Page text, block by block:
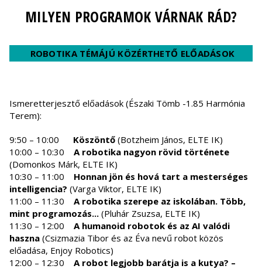
MILYEN PROGRAMOK VÁRNAK RÁD?
ROBOTIKA TÉMÁJÚ KÖZÉRTHETŐ ELŐADÁSOK
Ismeretterjesztő előadások (Északi Tömb -1.85 Harmónia
Terem):
9:50 – 10:00 Köszöntő (Botzheim János, ELTE IK)
10:00 – 10:30 A robotika nagyon rövid története
(Domonkos Márk, ELTE IK)
10:30 – 11:00 Honnan jön és hová tart a mesterséges
intelligencia? (Varga Viktor, ELTE IK)
11:00 – 11:30 A robotika szerepe az iskolában. Több,
mint programozás... (Pluhár Zsuzsa, ELTE IK)
11:30 – 12:00 A humanoid robotok és az AI valódi
haszna (Csizmazia Tibor és az Éva nevű robot közös
előadása, Enjoy Robotics)
12:00 – 12:30 A robot legjobb barátja is a kutya? –